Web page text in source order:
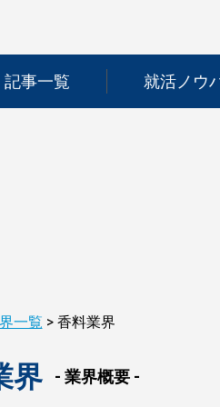
記事一覧 就活ノウ
一覧 > 香料業界
界 - 業界概要 -